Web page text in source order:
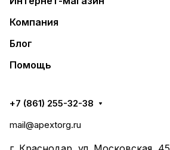
Компания
Блог
Помощь
+7 (861) 255-32-38
mail@apextorg.ru